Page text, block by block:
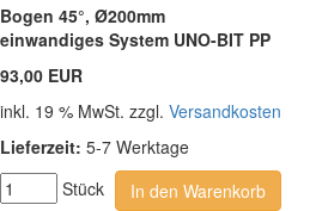
Bogen 45°, Ø200mm
einwandiges System UNO-BIT PP
93,00 EUR
inkl. 19 % MwSt. zzgl. Versandkosten
Lieferzeit: 5-7 Werktage
Stück
In den Warenkorb